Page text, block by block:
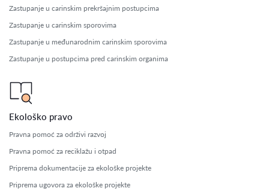
Zastupanje u carinskim prekršajnim postupcima
Zastupanje u carinskim sporovima
Zastupanje u međunarodnim carinskim sporovima
Zastupanje u postupcima pred carinskim organima
Ekološko pravo
Pravna pomoć za održivi razvoj
Pravna pomoć za reciklažu i otpad
Priprema dokumentacije za ekološke projekte
Priprema ugovora za ekološke projekte